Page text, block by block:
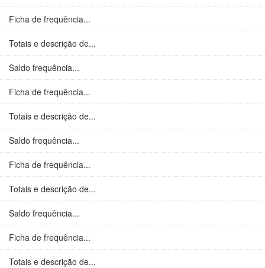
Ficha de frequência...
Totais e descrição de...
Saldo frequência...
Ficha de frequência...
Totais e descrição de...
Saldo frequência...
Ficha de frequência...
Totais e descrição de...
Saldo frequência...
Ficha de frequência...
Totais e descrição de...